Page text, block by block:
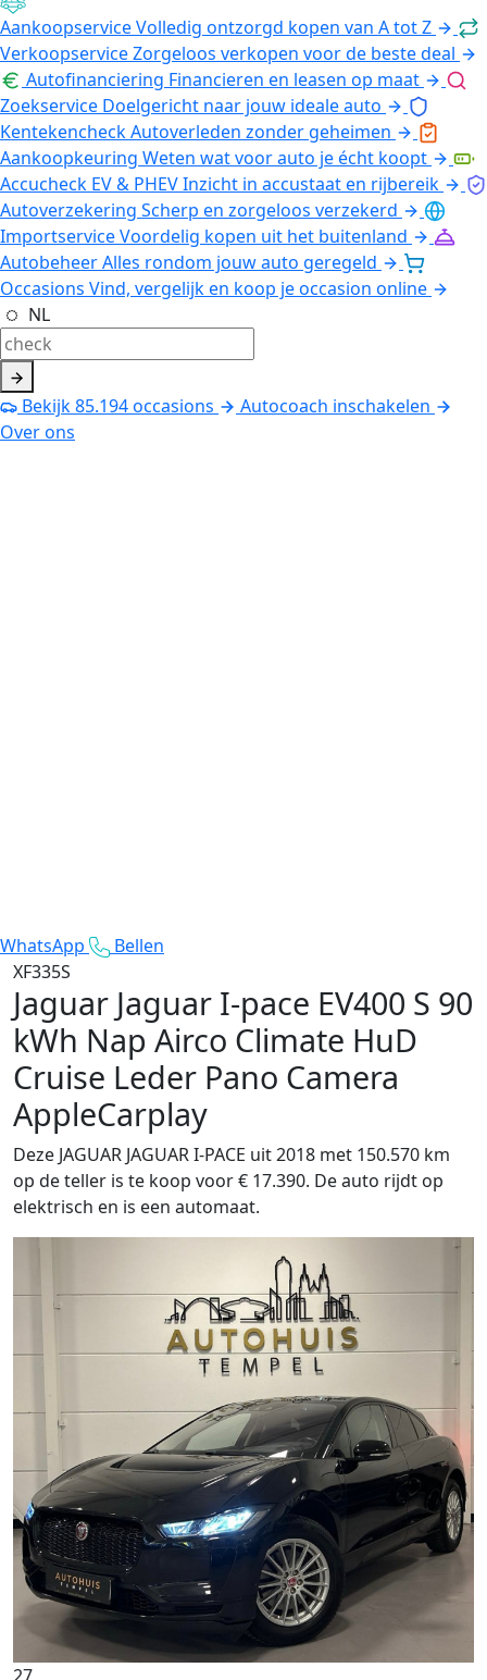
AankoopserviceVolledig ontzorgd kopen van A tot Z
VerkoopserviceZorgeloos verkopen voor de beste deal
Autofinanciering Financieren en leasen op maat
Zoekservice Doelgericht naar jouw ideale auto
KentekencheckAutoverleden zonder geheimen
Aankoopkeuring Weten wat voor auto je écht koopt
Accucheck EV & PHEVInzicht in accustaat en rijbereik
Autoverzekering Scherp en zorgeloos verzekerd
ImportserviceVoordelig kopen uit het buitenland
AutobeheerAlles rondom jouw auto geregeld
Occasions Vind, vergelijk en koop je occasion online
NL
Bekijk85.194occasions
Autocoach inschakelen
Over ons
WhatsApp
Bellen
XF335S
Jaguar Jaguar I-pace EV400 S 90
kWh Nap Airco Climate HuD
Cruise Leder Pano Camera
AppleCarplay
Deze JAGUAR JAGUAR I-PACE uit 2018 met 150.570 km
op de teller is te koop voor € 17.390. De auto rijdt op
elektrisch en is een automaat.